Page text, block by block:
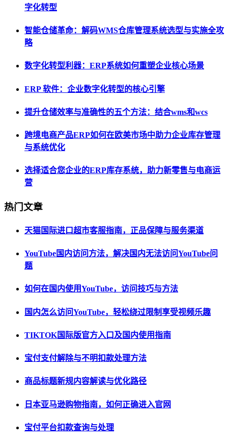
字化转型
智能仓储革命：解码WMS仓库管理系统选型与实施全攻
略
数字化转型利器：ERP系统如何重塑企业核心场景
ERP 软件：企业数字化转型的核心引擎
提升仓储效率与准确性的五个方法：结合wms和wcs
跨境电商产品ERP如何在欧美市场中助力企业库存管理
与系统优化
选择适合您企业的ERP库存系统，助力新零售与电商运
营
热门文章
天猫国际进口超市客服指南，正品保障与服务渠道
YouTube国内访问方法，解决国内无法访问YouTube问
题
如何在国内使用YouTube，访问技巧与方法
国内怎么访问YouTube，轻松绕过限制享受视频乐趣
TIKTOK国际版官方入口及国内使用指南
宝付支付解除与不明扣款处理方法
商品标题新规内容解读与优化路径
日本亚马逊购物指南，如何正确进入官网
宝付平台扣款查询与处理